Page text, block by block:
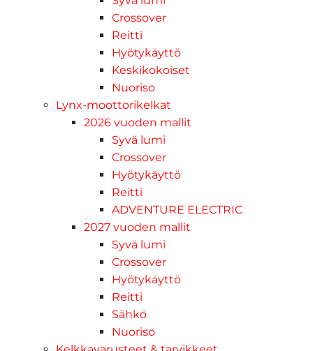
Crossover
Reitti
Hyötykäyttö
Keskikokoiset
Nuoriso
Lynx-moottorikelkat
2026 vuoden mallit
Syvä lumi
Crossover
Hyötykäyttö
Reitti
ADVENTURE ELECTRIC
2027 vuoden mallit
Syvä lumi
Crossover
Hyötykäyttö
Reitti
Sähkö
Nuoriso